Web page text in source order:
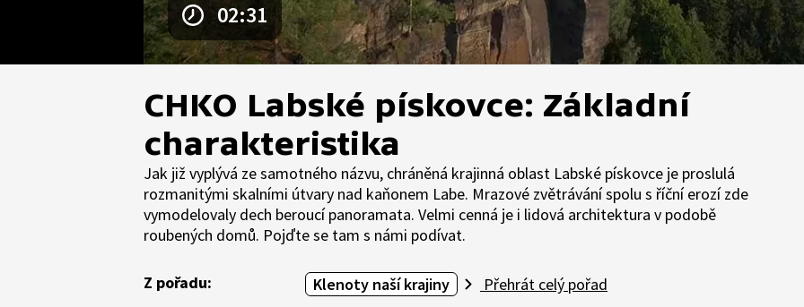
02:31
CHKO Labské pískovce: Základní
charakteristika
Jak již vyplývá ze samotného názvu, chráněná krajinná oblast Labské pískovce je proslulá
rozmanitými skalními útvary nad kaňonem Labe. Mrazové zvětrávání spolu s říční erozí zde
vymodelovaly dech beroucí panoramata. Velmi cenná je i lidová architektura v podobě
roubených domů. Pojďte se tam s námi podívat.
Z pořadu: Klenoty naší krajiny Přehrát celý pořad